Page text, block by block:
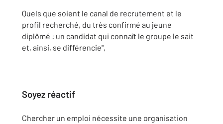
Quels que soient le canal de recrutement et le
profil recherché, du très confirmé au jeune
diplômé : un candidat qui connaît le groupe le sait
et, ainsi, se différencie",
Soyez réactif
Chercher un emploi nécessite une organisation